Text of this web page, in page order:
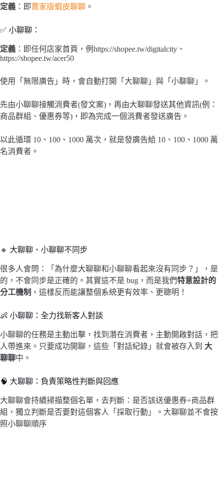
定義 ：即賣家版蝦皮聊聊 。
✅ 小聊聊：
定義 ：即任何店家首頁，例https://shopee.tw/digitalcity、
https://shopee.tw/acer50
使用「無限廣告」時，會自動打開「大聊聊」與「小聊聊」。
先由小聊聊接觸消費者(發文案)，再由大聊聊發送其他資訊(例：
商品群組、優惠券等)，即為完成一個消費者發送廣告。
以此循環 10、100、1000 萬次，就是發廣告給 10、100、1000 萬
名消費者。
🔹 大聊聊、小聊聊不同步
很多人會問：「為什麼大聊聊和小聊聊看起來沒有同步？」，是
的，不會同步是正確的。其實這不是 bug，而是我們特意設計的
分工機制 ，這樣反而能讓整個系統更有效率、更聰明！
👶 小聊聊：全力找新客人對談
小聊聊的任務是主動出擊，找到潛在消費者，主動開啟對話，把
人帶進來。只要成功開聊，這些「對話紀錄」就會被存入到 大
聊聊中。
🧠 大聊聊：負責策略性判斷與回應
大聊聊會持續掃描整個名單，去判斷：是否該送優惠券+商品群
組，獨立判斷是否要對這個客人「採取行動」。大聊聊並不會按
照小聊聊順序